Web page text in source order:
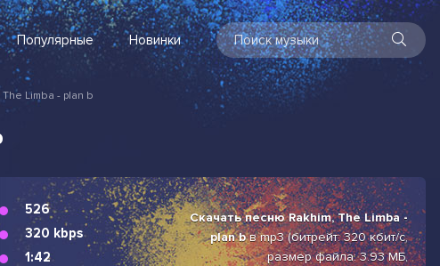
Популярные
Новинки
The Limba - plan b
526
320 kbps
1:42
Скачать песню Rakhim, The Limba -
plan bв mp3 (битрейт: 320 кбит/с,
размер файла: 3.93 МБ,